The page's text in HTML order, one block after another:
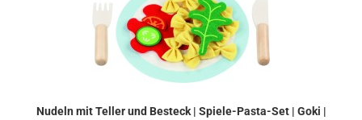
Nudeln mit Teller und Besteck | Spiele-Pasta-Set | Goki |